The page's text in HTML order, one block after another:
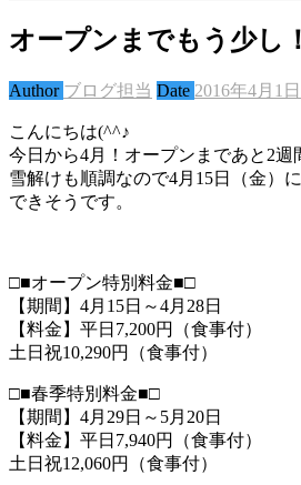
オープンまでもう少し
Author ブログ担当 Date 2016年4月1日
こんにちは(^^♪
今日から4月！オープンまであと2週
雪解けも順調なので4月15日（金）
できそうです。
□■オープン特別料金■□
【期間】4月15日～4月28日
【料金】平日7,200円（食事付）
土日祝10,290円（食事付）
□■春季特別料金■□
【期間】4月29日～5月20日
【料金】平日7,940円（食事付）
土日祝12,060円（食事付）